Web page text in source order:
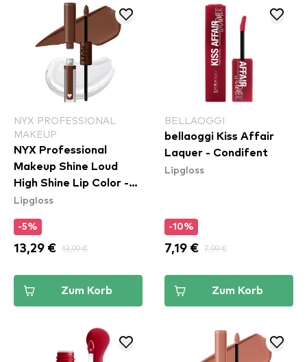
NYX PROFESSIONAL
MAKEUP
NYX Professional
Makeup Shine Loud
High Shine Lip Color -
Total Baller (SLHP30)
Lipgloss
-5%
13,29 € 13,99 €
Zum Korb
BELLAOGGI
bellaoggi Kiss Affair
Laquer - Condifent
Lipgloss
-10%
7,19 € 7,99 €
Zum Korb